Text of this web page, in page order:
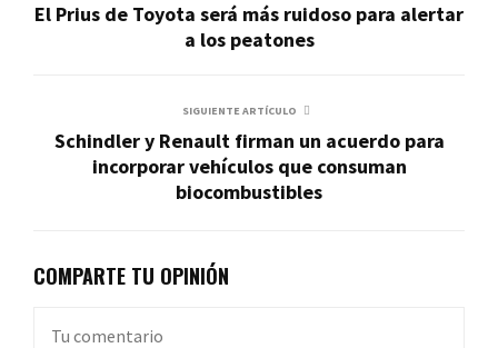
El Prius de Toyota será más ruidoso para alertar
a los peatones
SIGUIENTE ARTÍCULO
Schindler y Renault firman un acuerdo para
incorporar vehículos que consuman
biocombustibles
COMPARTE TU OPINIÓN